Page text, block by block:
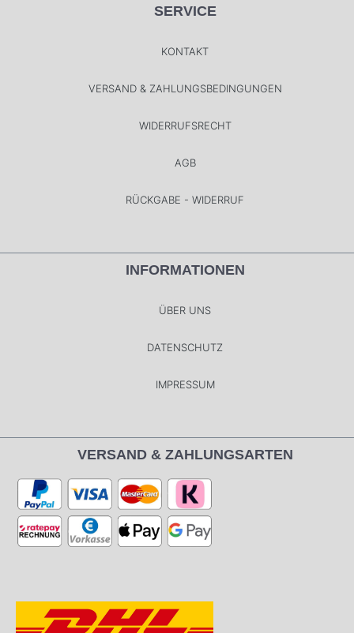
SERVICE
KONTAKT
VERSAND & ZAHLUNGSBEDINGUNGEN
WIDERRUFSRECHT
AGB
RÜCKGABE - WIDERRUF
INFORMATIONEN
ÜBER UNS
DATENSCHUTZ
IMPRESSUM
VERSAND & ZAHLUNGSARTEN